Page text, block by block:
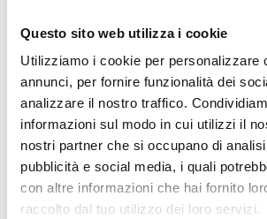
Questo sito web utilizza i cookie
Utilizziamo i cookie per personalizzare
annunci, per fornire funzionalità dei
analizzare il nostro traffico.
informazioni sul modo in cui utilizzi il
nostri partner che si occupano di
pubblicità e social media, i quali
con altre informazioni che hai fornito
raccolto dal tuo utilizzo dei loro servizi.
Roma, RRTrek è il punto di
per amanti dell’outdoor a
Lazio. Da sempre soddisfiamo
clienti con professionalità,
l’acquisto un’esperienza
gratificante.